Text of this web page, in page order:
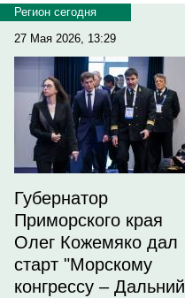
Регион сегодня
27 Мая 2026, 13:29
Губернатор
Приморского края
Олег Кожемяко дал
старт "Морскому
конгрессу – Дальний